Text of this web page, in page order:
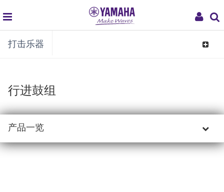
My
global
navigation
打击乐器
Toggle
行进鼓组
产品一览